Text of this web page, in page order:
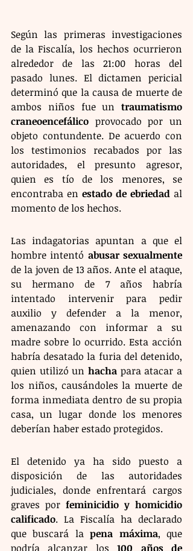
Según las primeras investigaciones
de la Fiscalía, los hechos ocurrieron
alrededor de las 21:00 horas del
pasado lunes. El dictamen pericial
determinó que la causa de muerte de
ambos niños fue un traumatismo
craneoencefálico provocado por un
objeto contundente. De acuerdo con
los testimonios recabados por las
autoridades, el presunto agresor,
quien es tío de los menores, se
encontraba en estado de ebriedad al
momento de los hechos.
Las indagatorias apuntan a que el
hombre intentó abusar sexualmente
de la joven de 13 años. Ante el ataque,
su hermano de 7 años habría
intentado intervenir para pedir
auxilio y defender a la menor,
amenazando con informar a su
madre sobre lo ocurrido. Esta acción
habría desatado la furia del detenido,
quien utilizó un hacha para atacar a
los niños, causándoles la muerte de
forma inmediata dentro de su propia
casa, un lugar donde los menores
deberían haber estado protegidos.
El detenido ya ha sido puesto a
disposición de las autoridades
judiciales, donde enfrentará cargos
graves por feminicidio y homicidio
calificado. La Fiscalía ha declarado
que buscará la pena máxima, que
podría alcanzar los 100 años de